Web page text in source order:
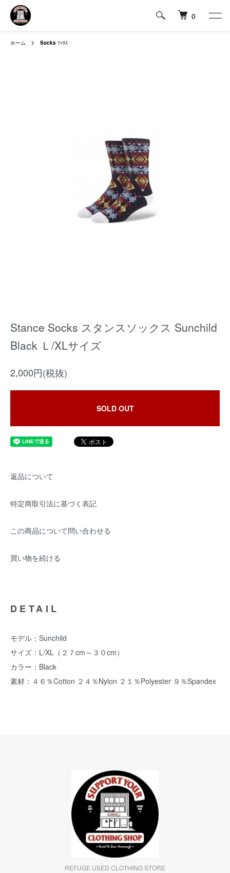
0
ホーム Socks ｿｯｸｽ
Stance Socks スタンスソックス Sunchild
Black Ｌ/XLサイズ
2,000円(税抜)
SOLD OUT
返品について
特定商取引法に基づく表記
この商品について問い合わせる
買い物を続ける
DETAIL
モデル：Sunchild
サイズ：L/XL（２７cm～３０cm）
カラー：Black
素材：４６％Cotton ２４％Nylon ２１％Polyester ９％Spandex
REFUGE USED CLOTHING STORE